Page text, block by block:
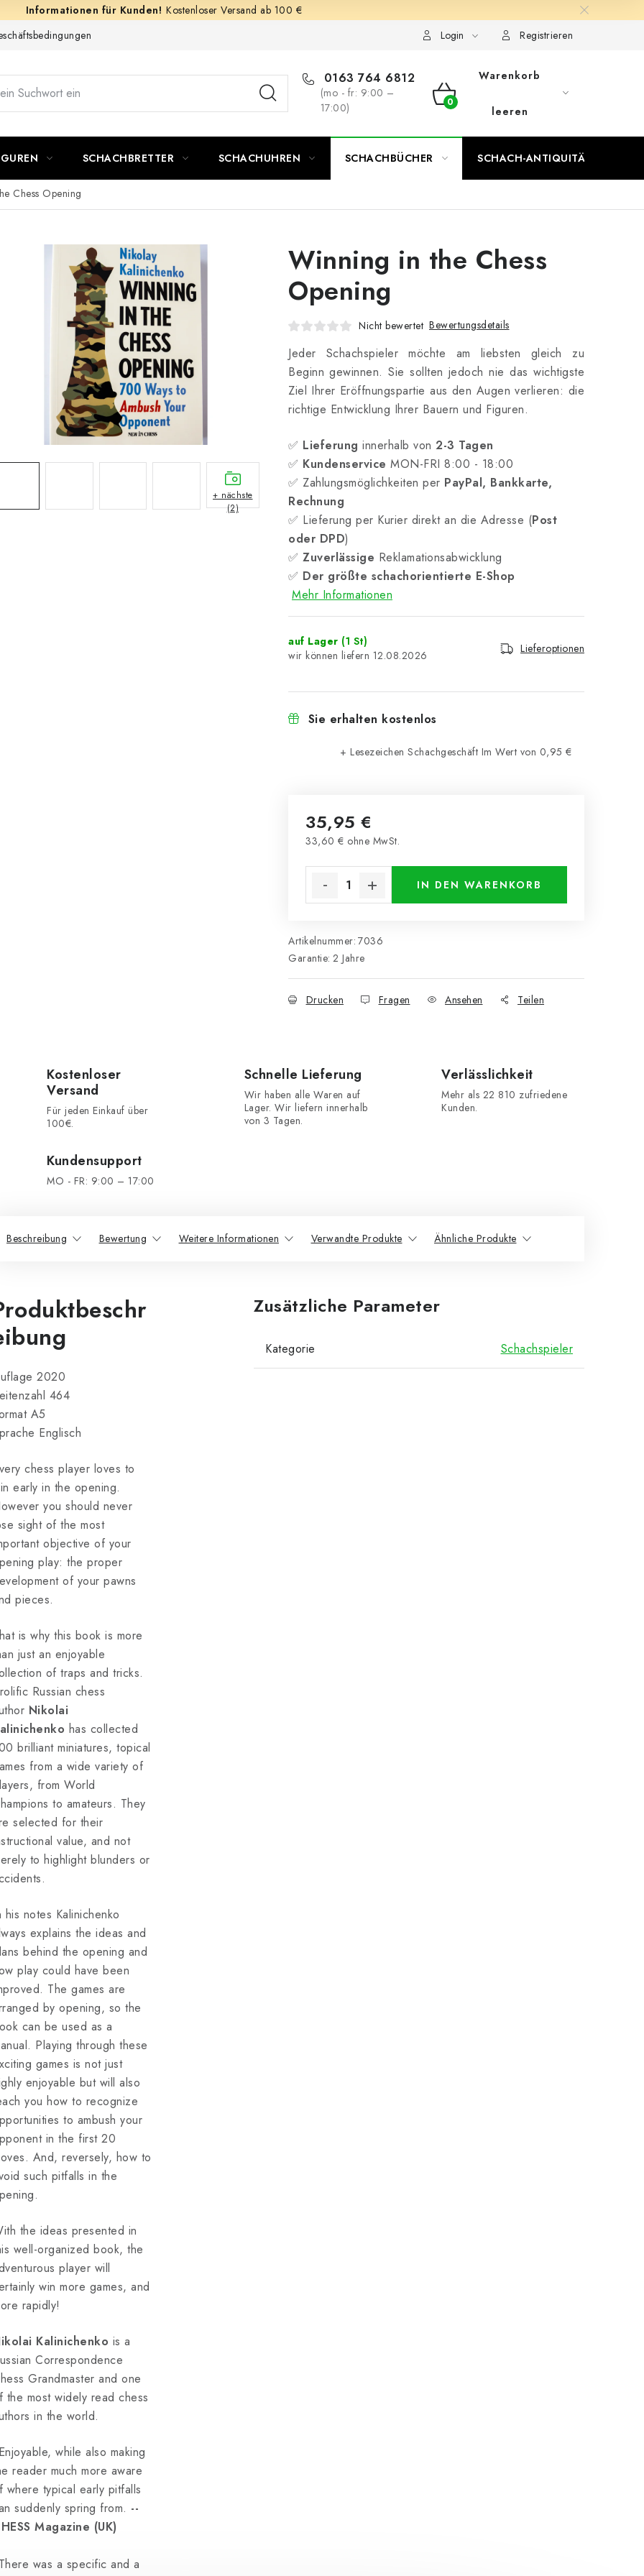
Kostenloser Versand ab 100 €
Login Registrieren
0163 764 6812
(mo - fr: 9:00 –
17:00)
WARENKORB
Warenkorb
leeren
SCHACHBRETTER SCHACHUHREN SCHACHBÜCHER SCHACH-ANTIQUITÄTENLADEN
Chess Opening
Winning in the Chess
Opening
Nicht bewertet Bewertungsdetails
Jeder Schachspieler möchte am liebsten gleich zu
Beginn gewinnen. Sie sollten jedoch nie das wichtigste
Ziel Ihrer Eröffnungspartie aus den Augen verlieren: die
richtige Entwicklung Ihrer Bauern und Figuren.
✅ Lieferung innerhalb von 2-3 Tagen
✅ Kundenservice MON-FRI 8:00 - 18:00
✅ Zahlungsmöglichkeiten per PayPal, Bankkarte,
Rechnung
✅ Lieferung per Kurier direkt an die Adresse (Post
oder DPD)
✅ Zuverlässige Reklamationsabwicklung
✅ Der größte schachorientierte E-Shop
Mehr Informationen
auf Lager (1 St)
12.08.2026
Lieferoptionen
Sie erhalten kostenlos
+ Lesezeichen Schachgeschäft Im Wert von 0,95 €
35,95 €
33,60 € ohne MwSt.
IN DEN WARENKORB
Artikelnummer: 7036
Garantie: 2 Jahre
Drucken Fragen Ansehen Teilen
+ nächste
(2)
Kostenloser
Versand
Für jeden Einkauf über
100€.
Schnelle Lieferung
Wir haben alle Waren auf
Lager. Wir liefern innerhalb
von 3 Tagen.
Verlässlichkeit
Mehr als 22 810 zufriedene
Kunden.
Kundensupport
MO - FR: 9:00 – 17:00
Beschreibung Bewertung Weitere Informationen Verwandte Produkte Ähnliche Produkte
2020
464
A5
Englisch
chess player loves to
early in the opening.
you should never
sight of the most
objective of your
play: the proper
of your pawns
pieces.
is why this book is more
just an enjoyable
of traps and tricks.
Russian chess
Nikolai
has collected
brilliant miniatures, topical
from a wide variety of
from World
to amateurs. They
selected for their
value, and not
to highlight blunders or
his notes Kalinichenko
explains the ideas and
behind the opening and
play could have been
The games are
by opening, so the
can be used as a
Playing through these
games is not just
enjoyable but will also
you how to recognize
to ambush your
in the first 20
And, reversely, how to
such pitfalls in the
the ideas presented in
well-organized book, the
player will
win more games, and
rapidly!
Kalinichenko is a
Correspondence
Grandmaster and one
the most widely read chess
in the world.
while also making
reader much more aware
where typical early pitfalls
suddenly spring from. --
Magazine (UK)
was a specific and a
Zusätzliche Parameter
Kategorie Schachspieler